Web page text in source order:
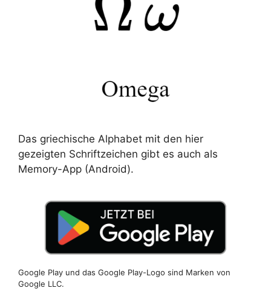
Das griechische Alphabet mit den hier
gezeigten Schriftzeichen gibt es auch als
Memory-App (Android).
Google Play und das Google Play-Logo sind Marken von
Google LLC.